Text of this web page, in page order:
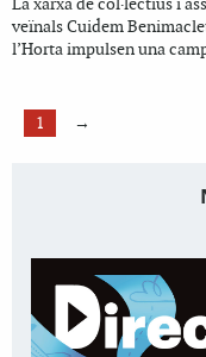
La xarxa de col·lectius i
veïnals Cuidem
l’Horta impulsen una
1 →